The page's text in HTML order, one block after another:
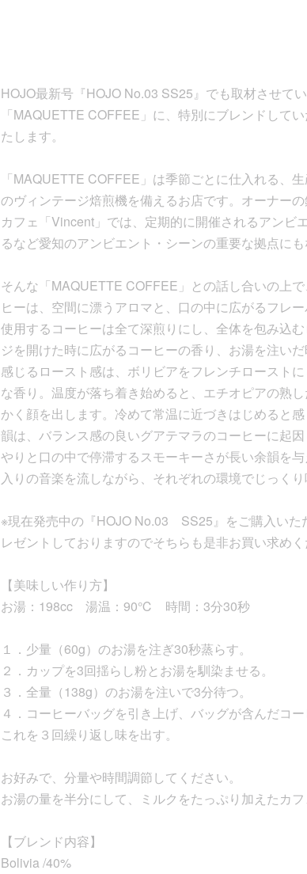
HOJO最新号『HOJO No.03 SS25』でも取材させて
「MAQUETTE COFFEE」に、特別にブレンドして
たします。
「MAQUETTE COFFEE」は季節ごとに仕入れる、
のヴィンテージ焙煎機を備えるお店です。オーナー
カフェ「Vincent」では、定期的に開催されるアン
るなど愛知のアンビエント・シーンの重要な拠点にも
そんな「MAQUETTE COFFEE」との話し合いの上
ヒーは、空間に漂うアロマと、口の中に広がるフレ
使用するコーヒーは全て深煎りにし、全体を包み込
ジを開けた時に広がるコーヒーの香り、お湯を注い
感じるロースト感は、ボリビアをフレンチロースト
な香り。温度が落ち着き始めると、エチオピアの熟
かく顔を出します。冷めて常温に近づきはじめると
韻は、バランス感の良いグアテマラのコーヒーに起
やりと口の中で停滞するスモーキーさが長い余韻を
入りの音楽を流しながら、それぞれの環境でじっくり
※現在発売中の『HOJO No.03 SS25』をご購入いた
レゼントしておりますのでそちらも是非お買い求めく
【美味しい作り方】
お湯：198cc 湯温：90℃ 時間：3分30秒
１．少量（60g）のお湯を注ぎ30秒蒸らす。
２．カップを3回揺らし粉とお湯を馴染ませる。
３．全量（138g）のお湯を注いで3分待つ。
４．コーヒーバッグを引き上げ、バッグが含んだコ
これを３回繰り返し味を出す。
お好みで、分量や時間調節してください。
お湯の量を半分にして、ミルクをたっぷり加えたカフ
【ブレンド内容】
Bolivia /40%